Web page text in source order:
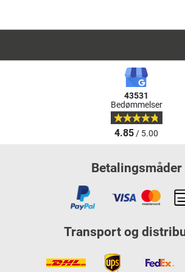
43531
Bedømmelser
4.85/ 5.00
Betalingsmåder
Transport og